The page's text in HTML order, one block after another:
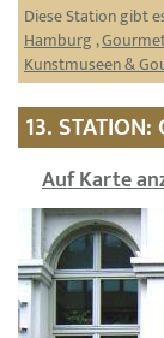
Diese Station gibt
Hamburg ,
Kunstmuseen &
13.
Auf Karte